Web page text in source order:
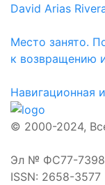
David Arias
Место занято.
к возвращению
Навигационная
© 2000-2024,
Эл № ФС77-
ISSN: 2658-3577